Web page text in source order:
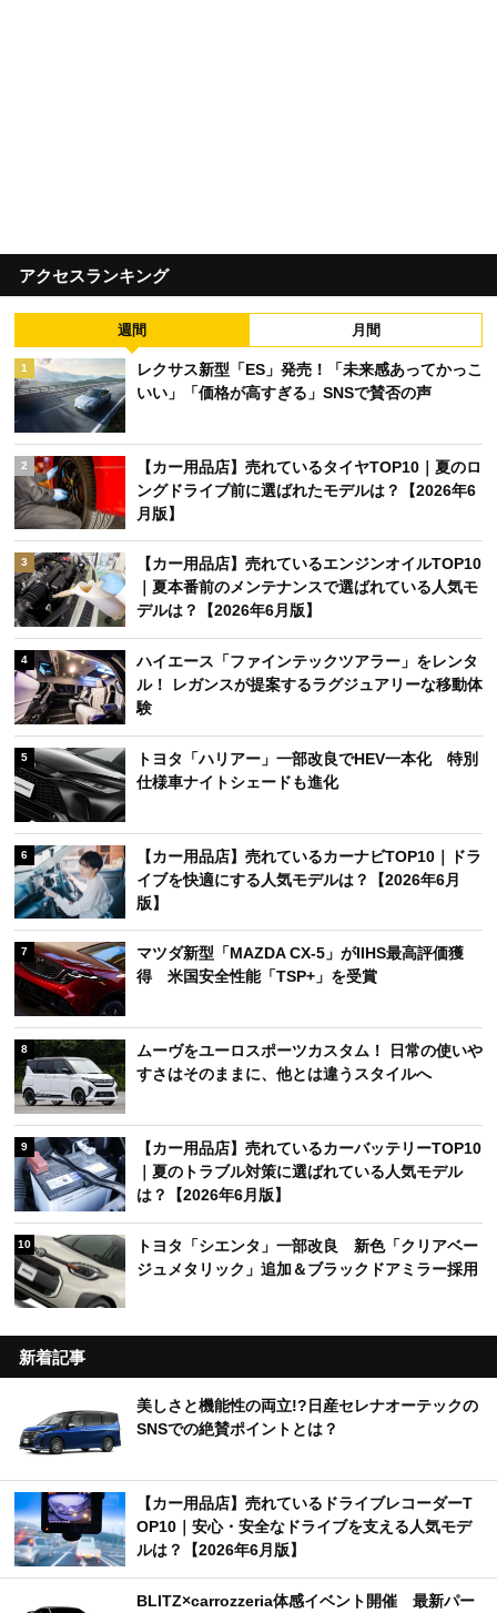
アクセスランキング
週間 月間
1
レクサス新型「ES」発売！「未来感あってかっこ
いい」「価格が高すぎる」SNSで賛否の声
2
【カー用品店】売れているタイヤTOP10｜夏のロ
ングドライブ前に選ばれたモデルは？【2026年6
月版】
3
【カー用品店】売れているエンジンオイルTOP10
｜夏本番前のメンテナンスで選ばれている人気モ
デルは？【2026年6月版】
4
ハイエース「ファインテックツアラー」をレンタ
ル！ レガンスが提案するラグジュアリーな移動体
験
5
トヨタ「ハリアー」一部改良でHEV一本化 特別
仕様車ナイトシェードも進化
6
【カー用品店】売れているカーナビTOP10｜ドラ
イブを快適にする人気モデルは？【2026年6月
版】
7
マツダ新型「MAZDA CX-5」がIIHS最高評価獲
得 米国安全性能「TSP+」を受賞
8
ムーヴをユーロスポーツカスタム！ 日常の使いや
すさはそのままに、他とは違うスタイルへ
9
【カー用品店】売れているカーバッテリーTOP10
｜夏のトラブル対策に選ばれている人気モデル
は？【2026年6月版】
10
トヨタ「シエンタ」一部改良 新色「クリアベー
ジュメタリック」追加＆ブラックドアミラー採用
新着記事
美しさと機能性の両立!?日産セレナオーテックの
SNSでの絶賛ポイントとは？
【カー用品店】売れているドライブレコーダーT
OP10｜安心・安全なドライブを支える人気モデ
ルは？【2026年6月版】
BLITZ×carrozzeria体感イベント開催 最新パー